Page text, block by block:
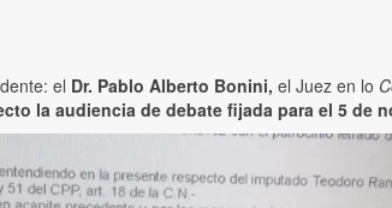
el Dr. Pablo Alberto Bonini, el Juez en lo
la audiencia de debate fijada para el 5 de